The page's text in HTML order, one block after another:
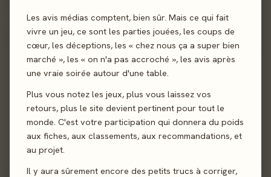
Les avis médias comptent, bien sûr. Mais ce qui fait
vivre un jeu, ce sont les parties jouées, les coups de
cœur, les déceptions, les « chez nous ça a super bien
marché », les « on n'a pas accroché », les avis après
une vraie soirée autour d'une table.
Plus vous notez les jeux, plus vous laissez vos
retours, plus le site devient pertinent pour tout le
monde. C'est votre participation qui donnera du poids
aux fiches, aux classements, aux recommandations, et
au projet.
Il y aura sûrement encore des petits trucs à corriger,
Cartes Collection Stratégie
Sortie 3 novembre 2009
Auteur Grégory Kirszbaum
Illustration Alex Sanders
Éditeur